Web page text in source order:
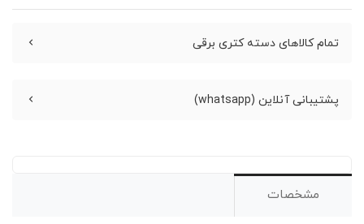
تمام کالاهای دسته کتری برقی
پشتیبانی آنلاین (whatsapp)
مشخصات